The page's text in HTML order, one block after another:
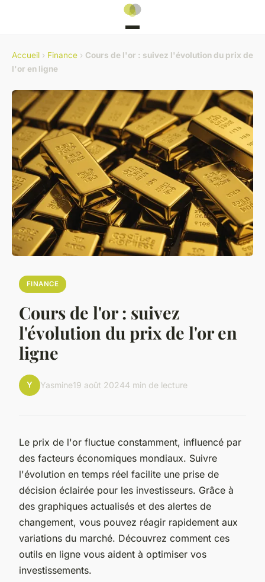
Accueil › Finance › Cours de l'or : suivez l'évolution du prix de
l'or en ligne
FINANCE
Cours de l'or : suivez
l'évolution du prix de l'or en
ligne
Y Yasmine19 août 20244 min de lecture
Le prix de l'or fluctue constamment, influencé par
des facteurs économiques mondiaux. Suivre
l'évolution en temps réel facilite une prise de
décision éclairée pour les investisseurs. Grâce à
des graphiques actualisés et des alertes de
changement, vous pouvez réagir rapidement aux
variations du marché. Découvrez comment ces
outils en ligne vous aident à optimiser vos
investissements.